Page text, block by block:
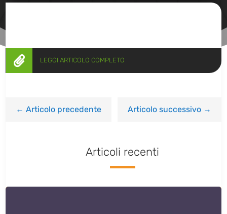
 LEGGI ARTICOLO COMPLETO
←Articolo precedente Articolo successivo→
Articoli recenti